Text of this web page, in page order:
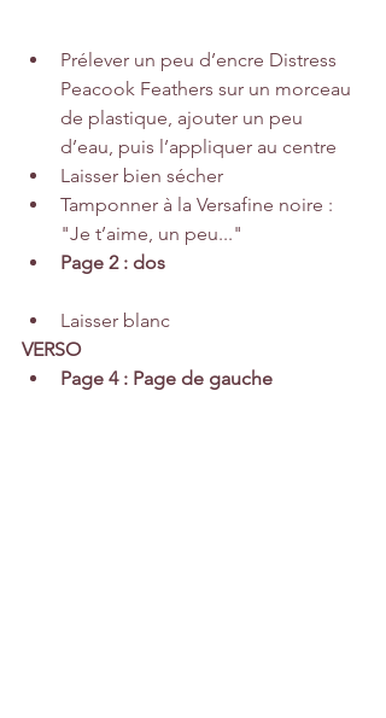
Prélever un peu d’encre Distress
Peacook Feathers sur un morceau
de plastique, ajouter un peu
d’eau, puis l’appliquer au centre
Laisser bien sécher
Tamponner à la Versafine noire :
"Je t’aime, un peu..."
Page 2 : dos
Laisser blanc
VERSO
Page 4 : Page de gauche